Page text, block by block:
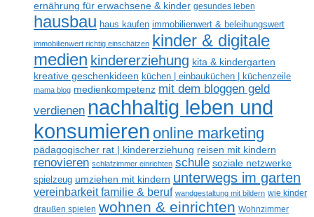
ernährung für erwachsene & kinder gesundes leben
hausbau haus kaufen immobilienwert & beleihungswert
immobilienwert richtig einschätzen kinder & digitale
medien kindererziehung kita & kindergarten
kreative geschenkideen küchen | einbauküchen | küchenzeile
mama blog medienkompetenz mit dem bloggen geld
verdienen nachhaltig leben und
konsumieren online marketing
pädagogischer rat | kindererziehung reisen mit kindern
renovieren schlafzimmer einrichten schule soziale netzwerke
spielzeug umziehen mit kindern unterwegs im garten
vereinbarkeit familie & beruf wandgestaltung mit bildern wie kinder
draußen spielen wohnen & einrichten Wohnzimmer